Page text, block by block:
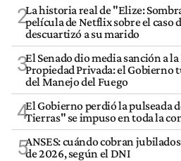
2La historia real de "Elize:
película de Netflix sobre el caso
descuartizó a su marido
3El Senado dio media sanción a
Propiedad Privada: el Gobierno
del Manejo del Fuego
4El Gobierno perdió la pulseada
Tierras" se impuso en toda la
5ANSES: cuándo cobran
de 2026, según el DNI